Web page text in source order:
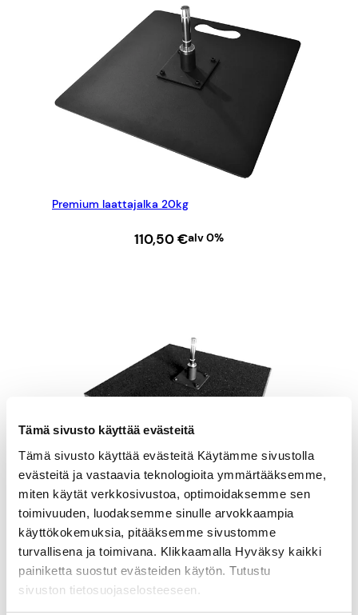
Tämä sivusto käyttää evästeitä
Tämä sivusto käyttää evästeitä Käytämme sivustolla
evästeitä ja vastaavia teknologioita ymmärtääksemme,
miten käytät verkkosivustoa, optimoidaksemme sen
toimivuuden, luodaksemme sinulle arvokkaampia
käyttökokemuksia, pitääksemme sivustomme
turvallisena ja toimivana. Klikkaamalla Hyväksy kaikki
painiketta suostut evästeiden käytön. Tutustu
sivuston tietosuojaselosteeseen.
Premium laattajalka 20kg
110,50€alv 0%
Premium kumilaattajalka 5cm
65,00€alv 0%
LISÄÄ OSTOSKORIIN